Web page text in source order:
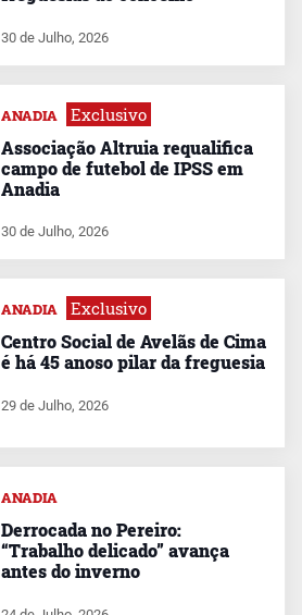
30 de Julho, 2026
ANADIA Exclusivo
Associação Altruia requalifica
campo de futebol de IPSS em
Anadia
30 de Julho, 2026
ANADIA Exclusivo
Centro Social de Avelãs de Cima
é há 45 anoso pilar da freguesia
29 de Julho, 2026
ANADIA
Derrocada no Pereiro:
“Trabalho delicado” avança
antes do inverno